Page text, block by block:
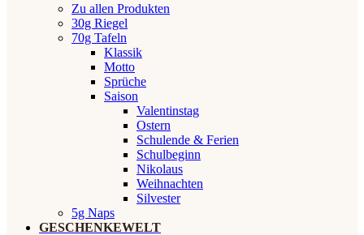
Zu allen Produkten
30g Riegel
70g Tafeln
Klassik
Motto
Sprüche
Saison
Valentinstag
Ostern
Schulende & Ferien
Schulbeginn
Nikolaus
Weihnachten
Silvester
5g Naps
GESCHENKEWELT